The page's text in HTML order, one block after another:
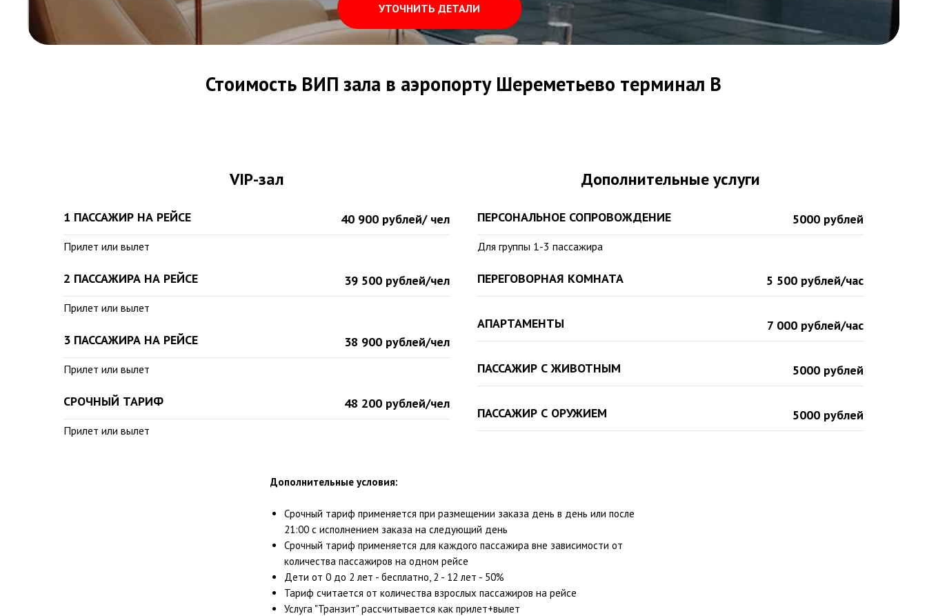
УТОЧНИТЬ ДЕТАЛИ
Стоимость ВИП зала в аэропорту Шереметьево терминал B
VIP-зал
1 ПАССАЖИР НА РЕЙСЕ 40 900 рублей/ чел
Прилет или вылет
2 ПАССАЖИРА НА РЕЙСЕ 39 500 рублей/чел
Прилет или вылет
3 ПАССАЖИРА НА РЕЙСЕ 38 900 рублей/чел
Прилет или вылет
СРОЧНЫЙ ТАРИФ 48 200 рублей/чел
Прилет или вылет
Дополнительные услуги
ПЕРСОНАЛЬНОЕ СОПРОВОЖДЕНИЕ 5000 рублей
Для группы 1-3 пассажира
ПЕРЕГОВОРНАЯ КОМНАТА 5 500 рублей/час
АПАРТАМЕНТЫ 7 000 рублей/час
ПАССАЖИР С ЖИВОТНЫМ 5000 рублей
ПАССАЖИР С ОРУЖИЕМ 5000 рублей
Дополнительные условия:
Срочный тариф применяется при размещении заказа день в день или после
21:00 с исполнением заказа на следующий день
Срочный тариф применяется для каждого пассажира вне зависимости от
количества пассажиров на одном рейсе
Дети от 0 до 2 лет - бесплатно, 2 - 12 лет - 50%
Тариф считается от количества взрослых пассажиров на рейсе
Услуга "Транзит" рассчитывается как прилет+вылет